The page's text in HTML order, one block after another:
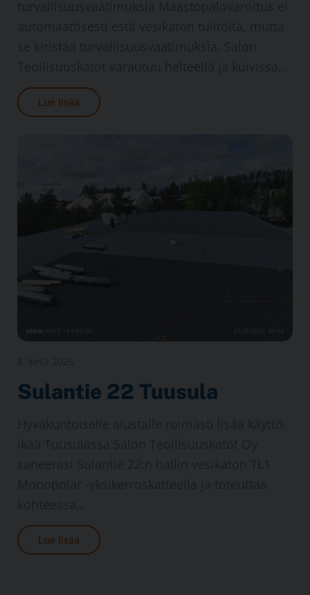
Lue lisää
Sulantie 22 Tuusula
Lue lisää